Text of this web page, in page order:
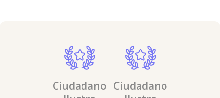
Ciudadano Ciudadano